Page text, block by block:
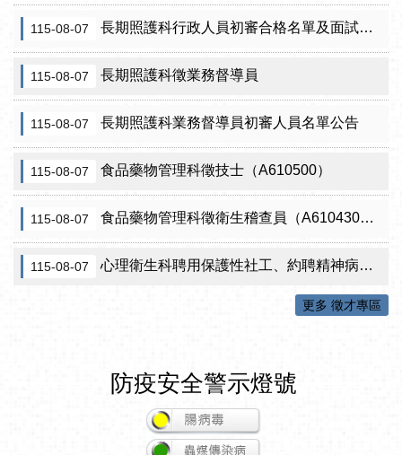
115-08-07 長期照護科行政人員初審合格名單及面試訊息公告
115-08-07 長期照護科徵業務督導員
115-08-07 長期照護科業務督導員初審人員名單公告
115-08-07 食品藥物管理科徵技士（A610500）
115-08-07 食品藥物管理科徵衛生稽查員（A610430）初審公告
115-08-07 心理衛生科聘用保護性社工、約聘精神病人社區關懷訪視員、約聘自殺關懷訪視員等5項職稱甄試結果公告
更多 徵才專區
防疫安全警示燈號